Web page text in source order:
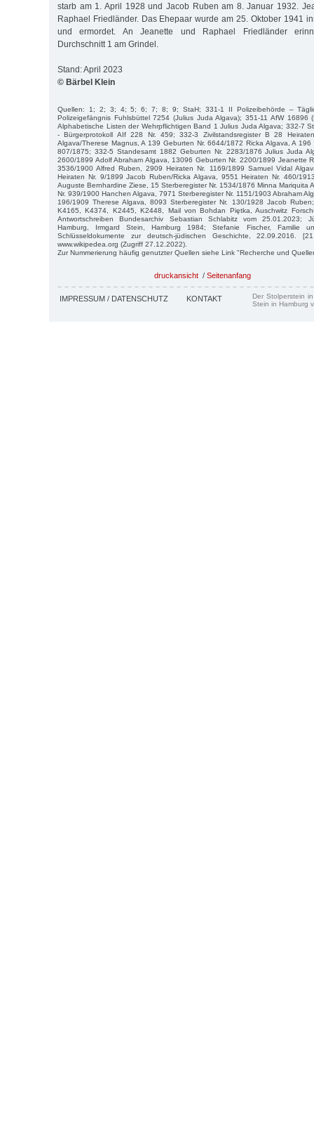
starb am 1. April 1928 und Jacob Ruben am 8. Januar 1932.
Raphael Friedländer. Das Ehepaar wurde am 25. Oktober 1941
und ermordet. An Jeanette und Raphael Friedländer
Durchschnitt 1 am Grindel.
Stand: April 2023
© Bärbel Klein
Quellen: 1; 2; 3; 4; 5; 6; 7; 8; 9; StaH; 331-1 II Polizeibehörde –
Polizeigefängnis Fuhlsbüttel 7254 (Julius Juda Algava); 351-11 AfW 16896
Alphabetische Listen der Wehrpflichtigen Band 1 Julius Juda Algava; 332-7
- Bürgerprotokoll AIf 228 Nr. 459; 332-3 Zivilstandsregister B 28
Algava/Therese Magnus, A 139 Geburten Nr. 6644/1872 Ricka Algava, A 196
807/1875; 332-5 Standesamt 1882 Geburten Nr. 2283/1876 Julius Juda
2600/1899 Adolf Abraham Algava, 13096 Geburten Nr. 2200/1899 Jeanette
3536/1900 Alfred Ruben, 2909 Heiraten Nr. 1169/1899 Samuel Vidal
Heiraten Nr. 9/1899 Jacob Ruben/Ricka Algava, 9551 Heiraten Nr. 460/
Auguste Bernhardine Ziese, 15 Sterberegister Nr. 1534/1876 Minna Mariquita
Nr. 939/1900 Hanchen Algava, 7971 Sterberegister Nr. 1151/1903 Abraham
196/1909 Therese Algava, 8093 Sterberegister Nr. 130/1928 Jacob
K4165, K4374, K2445, K2448, Mail von Bohdan Piętka, Auschwitz
Antwortschreiben Bundesarchiv Sebastian Schlabitz vom 25.01.2023;
Hamburg, Irmgard Stein, Hamburg 1984; Stefanie Fischer, Familie
Schlüsseldokumente zur deutsch-jüdischen Geschichte, 22.09.2016.
www.wikipedea.org (Zugriff 27.12.2022).
Zur Nummerierung häufig genutzter Quellen siehe Link "Recherche und
druckansicht / Seitenanfang
IMPRESSUM / DATENSCHUTZ KONTAKT
Der Stolperstein
Stein in Hamburg